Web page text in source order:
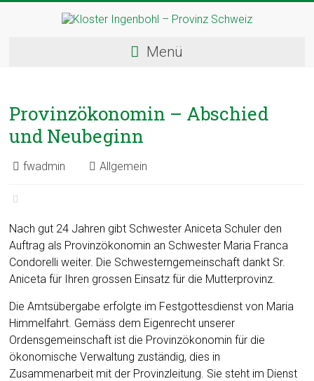
Provinz
Schweiz
den
Ingenbohler
Schwestern
Menü
Provinzökonomin – Abschied
und Neubeginn
fwadmin Allgemein
Nach gut 24 Jahren gibt Schwester Aniceta Schuler den
Auftrag als Provinzökonomin an Schwester Maria Franca
Condorelli weiter. Die Schwesterngemeinschaft dankt Sr.
Aniceta für Ihren grossen Einsatz für die Mutterprovinz.
Die Amtsübergabe erfolgte im Festgottesdienst von Maria
Himmelfahrt. Gemäss dem Eigenrecht unserer
Ordensgemeinschaft ist die Provinzökonomin für die
ökonomische Verwaltung zuständig, dies in
Zusammenarbeit mit der Provinzleitung. Sie steht im Dienst